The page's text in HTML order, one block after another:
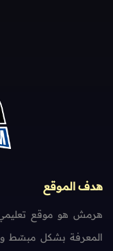
هدف الموقع
هرمش هو موقع تعليمي
المعرفة بشكل مبسّط